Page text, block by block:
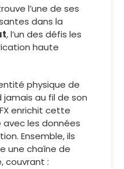
l’une de ses
dans la
, l’un des défis les
haute
physique de
au fil de son
enrichit cette
les données
Ensemble, ils
une chaîne de
couvrant :